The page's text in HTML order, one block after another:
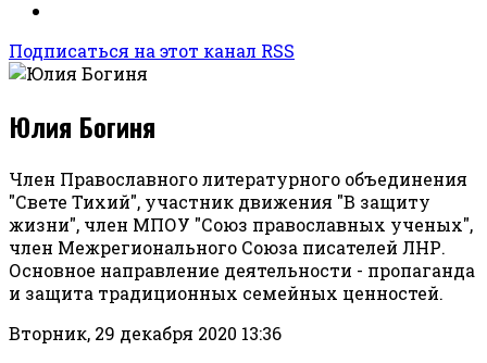
Подписаться на этот канал RSS
Юлия Богиня
Член Православного литературного объединения
"Свете Тихий", участник движения "В защиту
жизни", член МПОУ "Союз православных ученых",
член Межрегионального Союза писателей ЛНР.
Основное направление деятельности - пропаганда
и защита традиционных семейных ценностей.
Вторник, 29 декабря 2020 13:36